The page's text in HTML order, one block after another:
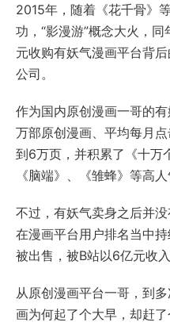
2015年，随着《花千骨》
功，“影漫游”概念大火，
元收购有妖气漫画平台背
公司。
作为国内原创漫画一哥的
万部原创漫画、平均每月
到6万页，并积累了《十万
《脑端》、《雏蜂》等高人
不过，有妖气卖身之后并
在漫画平台用户排名当中
被出售，被B站以6亿元收入
从原创漫画平台一哥，到
画为何起了个大早，却赶